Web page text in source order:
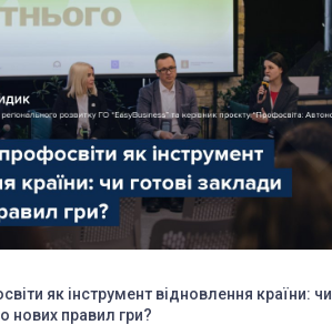
як інструмент відновлення країни: чи
нових правил гри?